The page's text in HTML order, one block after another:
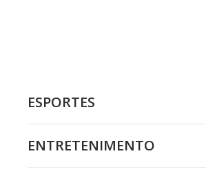
ESPORTES
ENTRETENIMENTO